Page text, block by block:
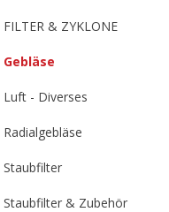
FILTER & ZYKLONE
Gebläse
Luft - Diverses
Radialgebläse
Staubfilter
Staubfilter & Zubehör